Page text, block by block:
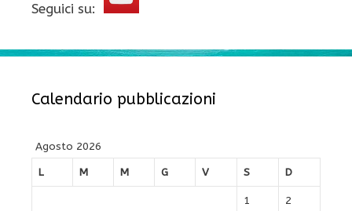
Seguici su:
Calendario pubblicazioni
Agosto 2026
L
M M G V S D
1 2